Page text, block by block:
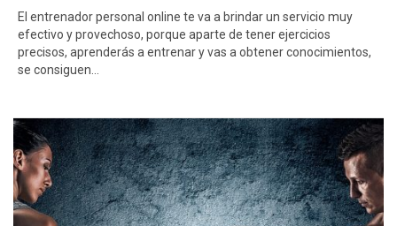
El entrenador personal online te va a brindar un servicio muy
efectivo y provechoso, porque aparte de tener ejercicios
precisos, aprenderás a entrenar y vas a obtener conocimientos,
se consiguen…